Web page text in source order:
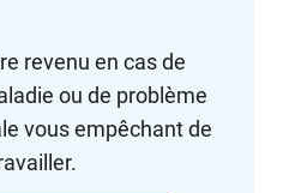
revenu en cas de
ou de problème
vous empêchant de